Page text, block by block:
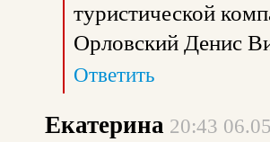
туристической
Орловский Денис
Ответить
Екатерина 20:43